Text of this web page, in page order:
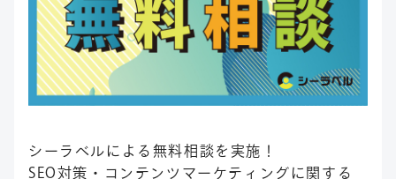
シーラベルによる無料相談を実施！
SEO対策・コンテンツマーケティングに関する